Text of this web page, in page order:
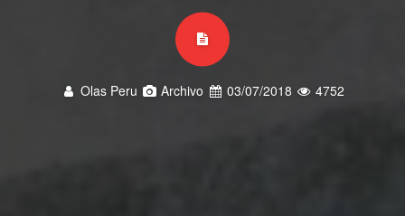
Olas Peru Archivo 03/07/2018 4752